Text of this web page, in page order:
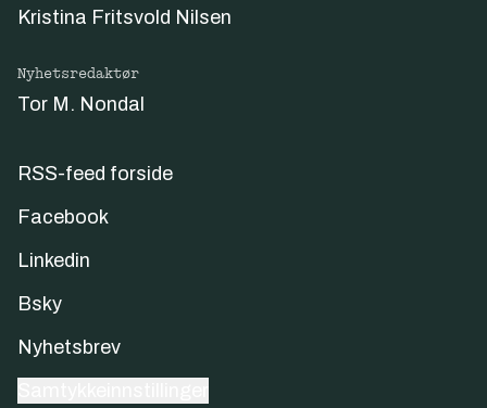
Kristina Fritsvold Nilsen
Nyhetsredaktør
Tor M. Nondal
RSS-feed forside
Facebook
Linkedin
Bsky
Nyhetsbrev